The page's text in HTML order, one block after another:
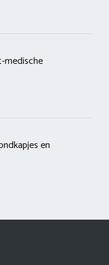
medische
en